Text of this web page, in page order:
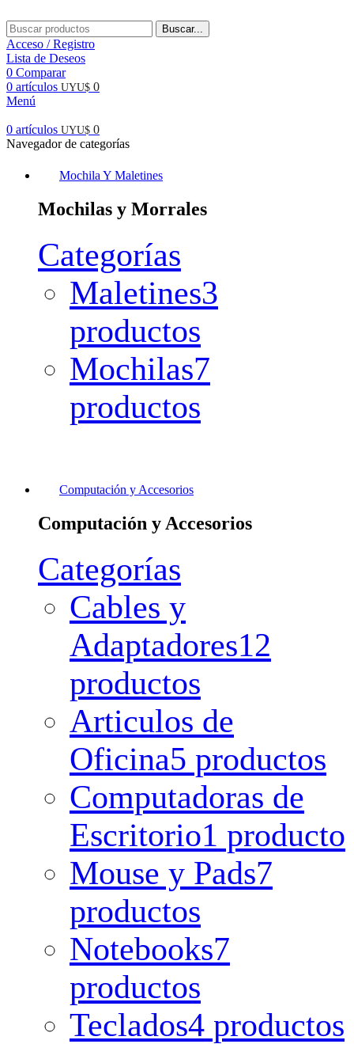
Buscar...
Acceso / Registro
Lista de Deseos
0 Comparar
0 artículos UYU$ 0
Menú
0 artículos UYU$ 0
Navegador de categorías
Mochila Y Maletines
Mochilas y Morrales
Categorías
Maletines3
productos
Mochilas7
productos
Computación y Accesorios
Computación y Accesorios
Categorías
Cables y
Adaptadores12
productos
Articulos de
Oficina5 productos
Computadoras de
Escritorio1 producto
Mouse y Pads7
productos
Notebooks7
productos
Teclados4 productos